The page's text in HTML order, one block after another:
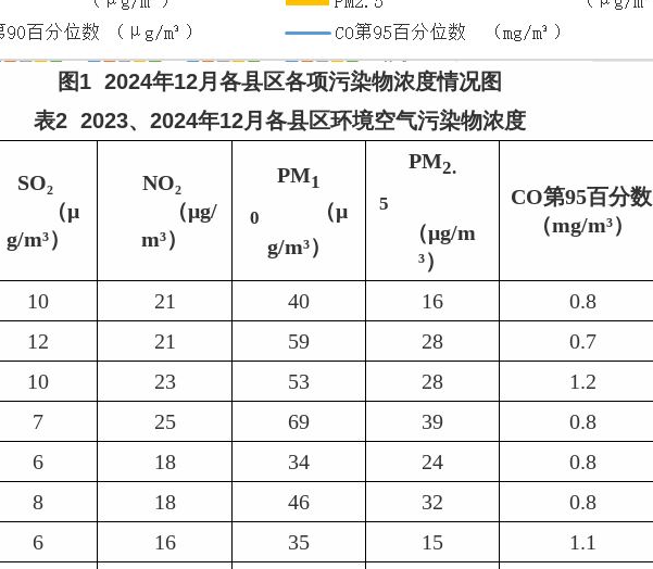
图1 2024年12月各县区各项污染物浓度情况图
表2 2023、2024年12月各县区环境空气污染物浓度
SO₂
（μ
g/m³）
NO₂
（μg/
m³）
PM1
0
（μ
g/m³）
PM2.
5
（μg/m
³）
CO第95百分数
（mg/m³）
10 21 40 16 0.8
12 21 59 28 0.7
10 23 53 28 1.2
7 25 69 39 0.8
6 18 34 24 0.8
8 18 46 32 0.8
6 16 35 15 1.1